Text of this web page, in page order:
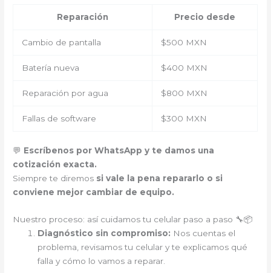
Reparación Precio desde
Cambio de pantalla $500 MXN
Batería nueva $400 MXN
Reparación por agua $800 MXN
Fallas de software $300 MXN
💬 Escríbenos por WhatsApp y te damos una
cotización exacta.
Siempre te diremos si vale la pena repararlo o si
conviene mejor cambiar de equipo.
Nuestro proceso: así cuidamos tu celular paso a paso 🔧📦
Diagnóstico sin compromiso: Nos cuentas el
problema, revisamos tu celular y te explicamos qué
falla y cómo lo vamos a reparar.